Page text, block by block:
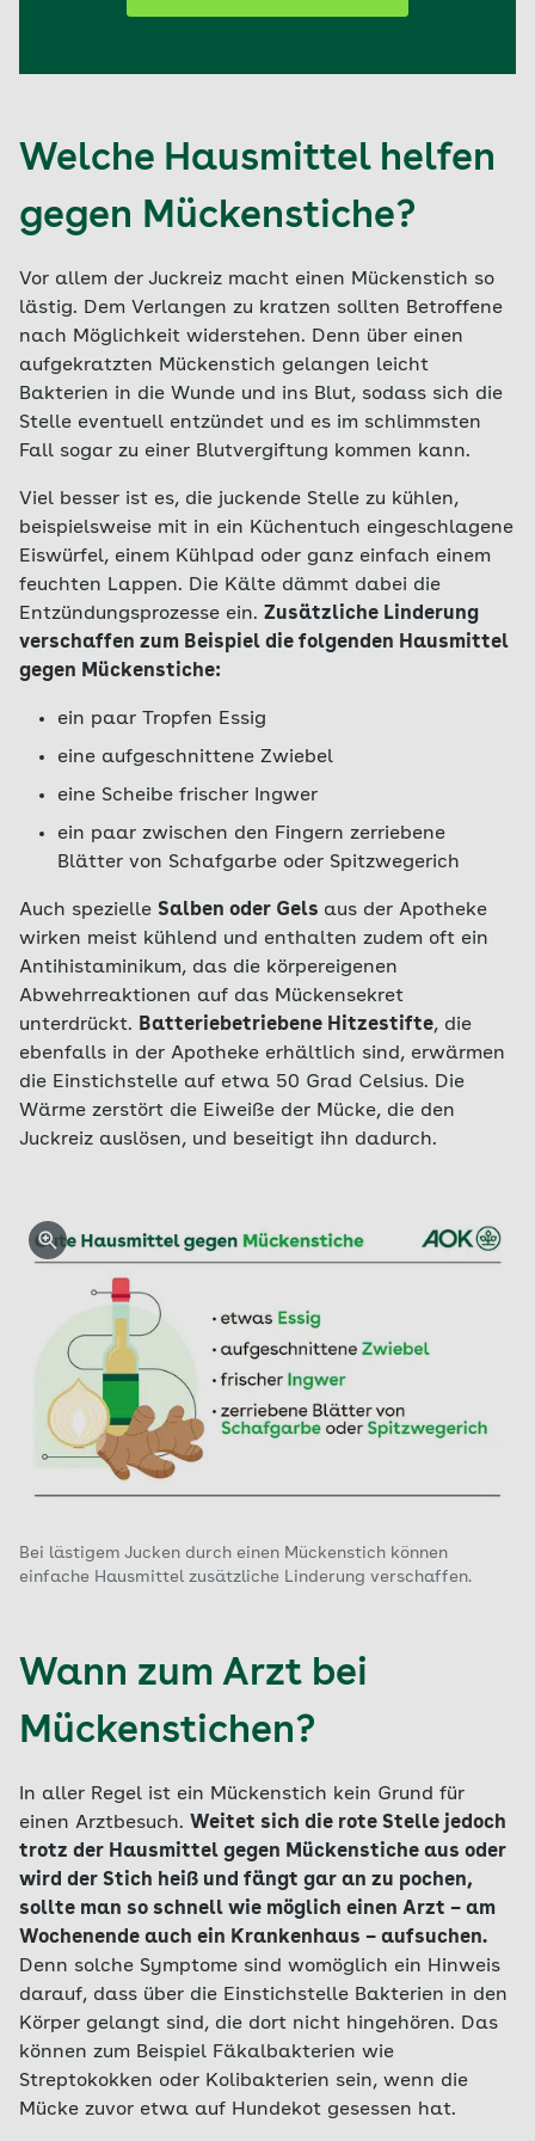
verbreiten, die für Stechmücken giftig sind,
Kopfschmerzen, Schwindel und anderen
gelüfteten Innenräumen.
Orangen und Zitronen.
Welche Hausmittel helfen
gegen Mückenstiche?
Vor allem der Juckreiz macht einen Mückenstich so
lästig. Dem Verlangen zu kratzen sollten Betroffene
nach Möglichkeit widerstehen. Denn über einen
aufgekratzten Mückenstich gelangen leicht
Bakterien in die Wunde und ins Blut, sodass sich die
Stelle eventuell entzündet und es im schlimmsten
Fall sogar zu einer Blutvergiftung kommen kann.
Viel besser ist es, die juckende Stelle zu kühlen,
beispielsweise mit in ein Küchentuch eingeschlagene
Eiswürfel, einem Kühlpad oder ganz einfach einem
feuchten Lappen. Die Kälte dämmt dabei die
Entzündungsprozesse ein. Zusätzliche Linderung
verschaffen zum Beispiel die folgenden Hausmittel
gegen Mückenstiche:
ein paar Tropfen Essig
eine aufgeschnittene Zwiebel
eine Scheibe frischer Ingwer
ein paar zwischen den Fingern zerriebene
Blätter von Schafgarbe oder Spitzwegerich
Auch spezielle Salben oder Gels aus der Apotheke
wirken meist kühlend und enthalten zudem oft ein
Antihistaminikum, das die körpereigenen
Abwehrreaktionen auf das Mückensekret
unterdrückt. Batteriebetriebene Hitzestifte, die
ebenfalls in der Apotheke erhältlich sind, erwärmen
die Einstichstelle auf etwa 50 Grad Celsius. Die
Wärme zerstört die Eiweiße der Mücke, die den
Juckreiz auslösen, und beseitigt ihn dadurch.
Bei lästigem Jucken durch einen Mückenstich können
einfache Hausmittel zusätzliche Linderung verschaffen.
Wann zum Arzt bei
Mückenstichen?
In aller Regel ist ein Mückenstich kein Grund für
einen Arztbesuch. Weitet sich die rote Stelle jedoch
trotz der Hausmittel gegen Mückenstiche aus oder
wird der Stich heiß und fängt gar an zu pochen,
sollte man so schnell wie möglich einen Arzt – am
Wochenende auch ein Krankenhaus – aufsuchen.
Denn solche Symptome sind womöglich ein Hinweis
darauf, dass über die Einstichstelle Bakterien in den
Körper gelangt sind, die dort nicht hingehören. Das
können zum Beispiel Fäkalbakterien wie
Streptokokken oder Kolibakterien sein, wenn die
Mücke zuvor etwa auf Hundekot gesessen hat.